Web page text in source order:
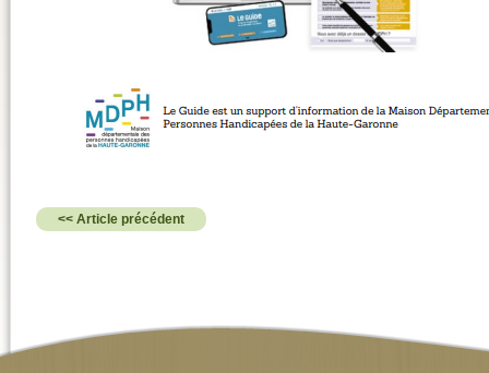
<< Article précédent